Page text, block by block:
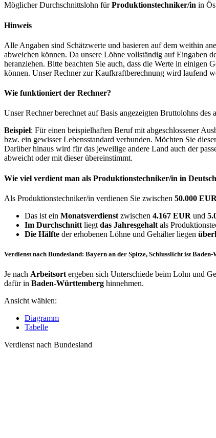
Möglicher Durchschnittslohn fürProduktionstechniker/in in
Hinweis
Alle Angaben sind Schätzwerte und basieren auf dem weithin
abweichen können. Da unsere Löhne vollständig auf Eingaben
heranziehen. Bitte beachten Sie auch, dass die Werte in einigen
können. Unser Rechner zur Kaufkraftberechnung wird laufend
Wie funktioniert der Rechner?
Unser Rechner berechnet auf Basis angezeigten Bruttolohns
Beispiel: Für einen beispielhaften Beruf mit abgeschlossener
bzw. ein gewisser Lebensstandard verbunden. Möchten Sie
Darüber hinaus wird für das jeweilige andere Land auch der
abweicht oder mit dieser übereinstimmt.
Wie viel verdient man als Produktionstechniker/in in
Als Produktionstechniker/in verdienen Sie zwischen 50.000 EUR
Das ist ein Monatsverdienst zwischen 4.167 EUR und
Im Durchschnitt liegt das Jahresgehalt als
Die Hälfte der erhobenen Löhne und Gehälter liegen
Verdienst nach Bundesland: Bayern an der Spitze, Schlusslicht ist
Je nach Arbeitsort ergeben sich Unterschiede beim Lohn und
dafür in Baden-Württemberg hinnehmen.
Ansicht wählen:
Diagramm
Tabelle
Verdienst nach Bundesland